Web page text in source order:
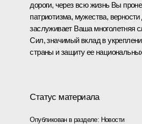
дороги, через всю жизнь Вы
патриотизма, мужества,
заслуживает Ваша многолетняя
Сил, значимый вклад в
страны и защиту ее
Статус материала
Опубликован в разделе: Новости